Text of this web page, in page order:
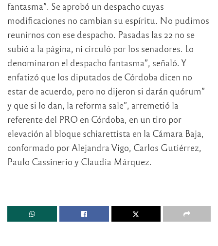
fantasma”. Se aprobó un despacho cuyas
modificaciones no cambian su espíritu. No pudimos
reunirnos con ese despacho. Pasadas las 22 no se
subió a la página, ni circuló por los senadores. Lo
denominaron el despacho fantasma”, señaló. Y
enfatizó que los diputados de Córdoba dicen no
estar de acuerdo, pero no dijeron si darán quórum”
y que si lo dan, la reforma sale”, arremetió la
referente del PRO en Córdoba, en un tiro por
elevación al bloque schiarettista en la Cámara Baja,
conformado por Alejandra Vigo, Carlos Gutiérrez,
Paulo Cassinerio y Claudia Márquez.